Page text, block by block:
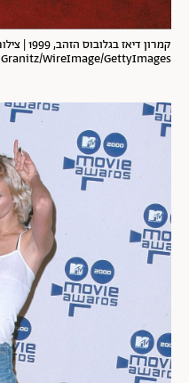
Granitz/WireImage/GettyImages